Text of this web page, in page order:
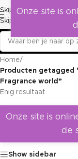
Skip to navigation
Skip to main content
Home/
Producten getagged
Fragrance world”
Enig resultaat
Onze site is
de
Show sidebar
Onze site is